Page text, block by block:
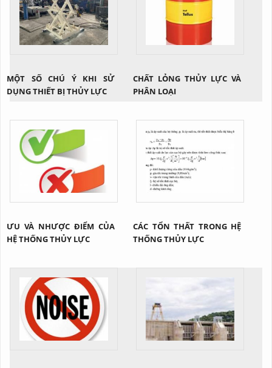
MỘT SỐ CHÚ Ý KHI SỬ
DỤNG THIẾT BỊ THỦY LỰC
CHẤT LỎNG THỦY LỰC VÀ
PHÂN LOẠI
ƯU VÀ NHƯỢC ĐIỂM CỦA
HỆ THỐNG THỦY LỰC
CÁC TỔN THẤT TRONG HỆ
THỐNG THỦY LỰC